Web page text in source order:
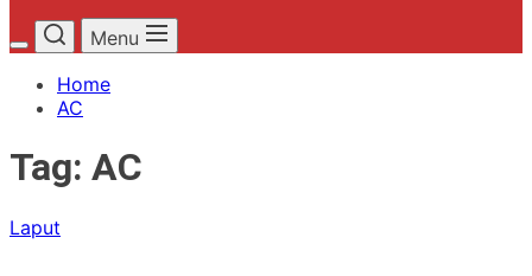
Menu
Home
AC
Tag: AC
Laput